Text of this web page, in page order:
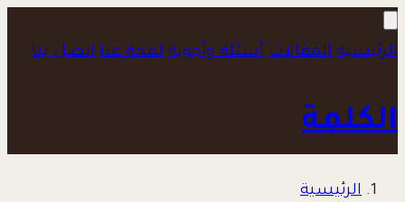
الرئيسية المقالات أسئلة وأجوبة لمحة عنا اتصل بنا
الكلمة
الرئيسية